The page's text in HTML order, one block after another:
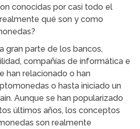
conocidas por casi todo el
qué son y como
gran parte de los bancos,
compañías de informática e
han relacionado o han
o hasta iniciado un
Aunque se han popularizado
últimos años, los conceptos
son realmente